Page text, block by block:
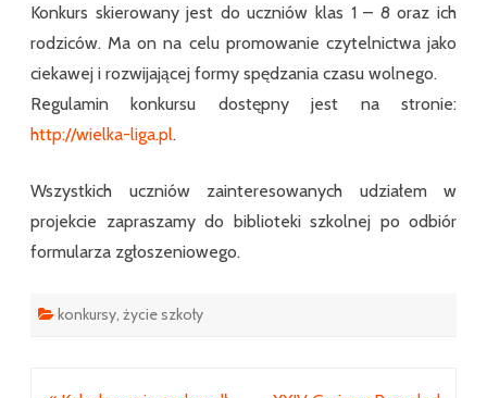
Konkurs skierowany jest do uczniów klas 1 – 8 oraz ich
rodziców. Ma on na celu promowanie czytelnictwa jako
ciekawej i rozwijającej formy spędzania czasu wolnego.
Regulamin konkursu dostępny jest na stronie:
http://wielka-liga.pl.
Wszystkich uczniów zainteresowanych udziałem w
projekcie zapraszamy do biblioteki szkolnej po odbiór
formularza zgłoszeniowego.
konkursy, życie szkoły